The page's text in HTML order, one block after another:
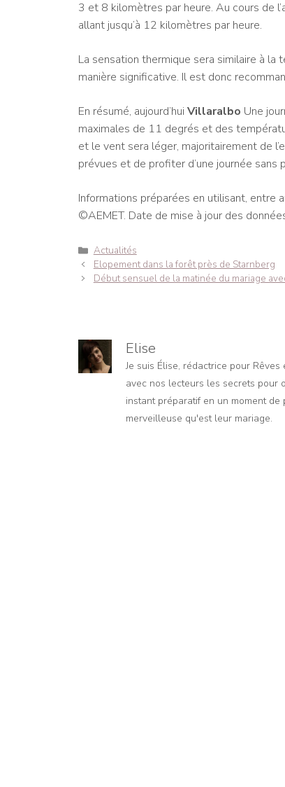
3 et 8 kilomètres par heure. Au cours de
allant jusqu’à 12 kilomètres par heure.
La sensation thermique sera similaire à la
manière significative. Il est donc
En résumé, aujourd’hui Villaralbo Une
maximales de 11 degrés et des
et le vent sera léger, majoritairement de
prévues et de profiter d’une journée sans
Informations préparées en utilisant, entre
©AEMET. Date de mise à jour des
Catégories
Actualités
Navigation
des
Elopement dans la forêt près de Starnberg
Début sensuel de la matinée du mariage
Elise
Je suis Élise, rédactrice pour
avec nos lecteurs les secrets pour
instant préparatif en un moment
merveilleuse qu'est leur mariage.